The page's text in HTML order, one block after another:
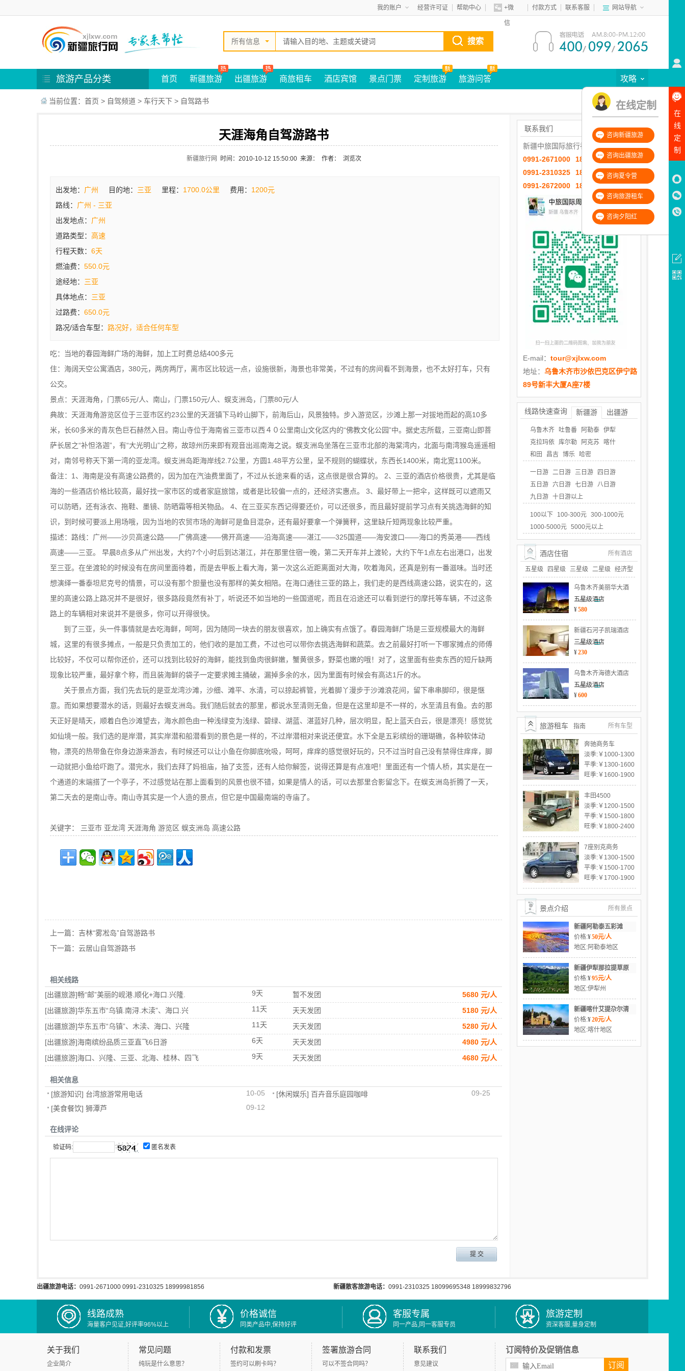
我的账户 经营许可证 帮助中心 +微
信
付款方式 联系客服 网站导航
所有信息 搜索
旅游产品分类 首页 新疆旅游 出疆旅游 商旅租车 酒店宾馆 景点门票 定制旅游 旅游问答 攻略
当前位置： 首页 > 自驾频道 > 车行天下 > 自驾路书
天涯海角自驾游路书
新疆旅行网 时间：2010-10-12 15:50:00 来源： 作者： 浏览次
出发地： 广州 目的地： 三亚 里程： 1700.0公里 费用： 1200元
路线： 广州 - 三亚
出发地点： 广州
道路类型： 高速
行程天数： 6天
燃油费： 550.0元
途经地： 三亚
具体地点： 三亚
过路费： 650.0元
路况/适合车型： 路况好，适合任何车型
吃：当地的春园海鲜广场的海鲜，加上工时费总结400多元
住：海阔天空公寓酒店，380元，两房两厅，离市区比较远一点，设施很新，海景也非常美，不过有的房间看不到海景，也不太好打车，只有
公交。
景点：天涯海角，门票65元/人、南山，门票150元/人、蜈支洲岛，门票80元/人
典故：天涯海角游览区位于三亚市区约23公里的天涯镇下马岭山脚下，前海后山，风景独特。步入游览区，沙滩上那一对拔地而起的高10多
米，长60多米的青灰色巨石赫然入目。南山寺位于海南省三亚市以西４０公里南山文化区内的“佛教文化公园”中。据史志所载，三亚南山即菩
萨长居之“补怛洛迦”，有“大光明山”之称，故琼州历来即有观音出巡南海之说。蜈支洲岛坐落在三亚市北部的海棠湾内，北面与南湾猴岛遥遥相
对，南邻号称天下第一湾的亚龙湾。蜈支洲岛距海岸线2.7公里，方圆1.48平方公里，呈不规则的蝴蝶状，东西长1400米，南北宽1100米。
备注：1、海南是没有高速公路费的，因为加在汽油费里面了，不过从长途来看的话，这点很是很合算的。 2、三亚的酒店价格很贵，尤其是临
海的一些酒店价格比较高，最好找一家市区的或者家庭旅馆，或者是比较偏一点的，还经济实惠点。 3、最好带上一把伞，这样既可以遮雨又
可以防晒，还有泳衣、拖鞋、墨镜、防晒霜等相关物品。 4、在三亚买东西记得要还价，可以还很多，而且最好提前学习点有关挑选海鲜的知
识，到时候可要派上用场哦，因为当地的农贸市场的海鲜可是鱼目混杂，还有最好要拿一个弹簧秤，这里缺斤短两现象比较严重。
描述：路线：广州——沙贝高速公路——广佛高速——佛开高速——沿海高速——湛江——325国道——海安渡口——海口的秀英港——西线
高速——三亚。 早晨8点多从广州出发，大约7个小时后到达湛江，并在那里住宿一晚，第二天开车并上渡轮，大约下午1点左右出港口，出发
至三亚。在坐渡轮的时候没有在房间里面待着，而是去甲板上看大海，第一次这么近距离面对大海，吹着海风，还真是别有一番滋味。当时还
想演绎一番泰坦尼克号的情景，可以没有那个胆量也没有那样的美女相陪。在海口通往三亚的路上，我们走的是西线高速公路，说实在的，这
里的高速公路上路况并不是很好，很多路段竟然有补丁，听说还不如当地的一些国道呢，而且在沿途还可以看到逆行的摩托等车辆，不过这条
路上的车辆相对来说并不是很多，你可以开得很快。
到了三亚，头一件事情就是去吃海鲜，呵呵，因为随同一块去的朋友很喜欢，加上确实有点饿了。春园海鲜广场是三亚规模最大的海鲜
城，这里的有很多摊点，一般是只负责加工的，他们收的是加工费，不过也可以带你去挑选海鲜和蔬菜。去之前最好打听一下哪家摊点的师傅
比较好，不仅可以帮你还价，还可以找到比较好的海鲜，能找到鱼肉很鲜嫩，蟹黄很多，野菜也嫩的哦！对了，这里面有些卖东西的短斤缺两
现象比较严重，最好拿个称，而且装海鲜的袋子一定要求摊主捅破，漏掉多余的水，因为里面有时候会有高达1斤的水。
关于景点方面，我们先去玩的是亚龙湾沙滩，沙细、滩平、水清，可以掠起裤管，光着脚丫漫步于沙滩浪花间，留下串串脚印，很是惬
意。而如果想要潜水的话，则最好去蜈支洲岛。我们随后就去的那里，都说水至清则无鱼，但是在这里却是不一样的，水至清且有鱼。去的那
天正好是晴天，顺着白色沙滩望去，海水颜色由一种浅绿变为浅绿、碧绿、湖蓝、湛蓝好几种，层次明显，配上蓝天白云，很是漂亮！感觉犹
如仙境一般。我们选的是岸潜，其实岸潜和船潜看到的景色是一样的，不过岸潜相对来说还便宜。水下全是五彩缤纷的珊瑚礁，各种软体动
物，漂亮的热带鱼在你身边游来游去，有时候还可以让小鱼在你脚底吮吸，呵呵，痒痒的感觉很好玩的，只不过当时自己没有禁得住痒痒，脚
一动就把小鱼给吓跑了。潜完水，我们去拜了妈祖庙，抽了支签，还有人给你解签，说得还算是有点准吧！里面还有一个情人桥，其实是在一
个通道的末端搭了一个亭子，不过感觉站在那上面看到的风景也很不错，如果是情人的话，可以去那里合影留念下。在蜈支洲岛折腾了一天，
第二天去的是南山寺。南山寺其实是一个人造的景点，但它是中国最南端的寺庙了。
关键字： 三亚市 亚龙湾 天涯海角 游览区 蜈支洲岛 高速公路
上一篇： 吉林“雾凇岛”自驾游路书
下一篇： 云居山自驾游路书
相关线路
[出疆旅游]畅“邮”美丽的岘港.顺化+海口.兴隆. 9天 暂不发团
5680 元/人
[出疆旅游]华东五市“乌镇.南浔.木渎”、海口.兴 11天 天天发团
5180 元/人
[出疆旅游]华东五市“乌镇”、木渎、海口、兴隆 11天 天天发团
5280 元/人
[出疆旅游]海南缤纷品质三亚直飞6日游 6天 天天发团
4980 元/人
[出疆旅游]海口、兴隆、三亚、北海、桂林、四飞 9天 天天发团 4680 元/人
相关信息
[旅游知识] 台湾旅游常用电话 10-05 [休闲娱乐] 百卉音乐庭园咖啡
09-25
[美食餐饮] 狮潭芦 09-12
在线评论
验证码: 匿名发表
联系我们
新疆中旅国际旅行社有限公司
0991-2671000
18999981856
0991-2310325
18999832796
0991-2672000
18099695348
E-mail： tour@xjlxw.com
地址： 乌鲁木齐市沙依巴克区伊宁路
89号新丰大厦A座7楼
线路快速查询 新疆游 出疆游
乌鲁木齐 吐鲁番 阿勒泰 伊犁
克拉玛依 库尔勒 阿克苏
喀什
和田
昌吉 博乐 哈密
一日游 二日游 三日游
四日游
五日游 六日游 七日游 八日游
九日游 十日游以上
100以下 100-300元 300-1000元
1000-5000元 5000元以上
酒店住宿 所有酒店
五星级 四星级 三星级 二星级 经济型
乌鲁木齐美丽华大酒
五星级酒店
¥580
新疆石河子凯瑞酒店
三星级酒店
¥230
乌鲁木齐海德大酒店
五星级酒店
¥600
旅游租车 指南 所有车型
奔驰商务车
淡季:￥1000-1300
平季:￥1300-1600
旺季:￥1600-1900
丰田4500
淡季:￥1200-1500
平季:￥1500-1800
旺季:￥1800-2400
7座别克商务
淡季:￥1300-1500
平季:￥1500-1700
旺季:￥1700-1900
景点介绍 所有景点
新疆阿勒泰五彩滩
价格:¥50元/人
地区:阿勒泰地区
新疆伊犁那拉提草原
价格:¥95元/人
地区:伊犁州
新疆喀什艾提尕尔清
价格:¥20元/人
地区:喀什地区
出疆旅游电话： 0991-2671000 0991-2310325 18999981856 新疆散客旅游电话： 0991-2310325 18099695348 18999832796
线路成熟
海量客户见证,好评率96%以上
价格诚信
同类产品中,保持好评
客服专属
同一产品,同一客服专员
旅游定制
资深客服,量身定制
关于我们
企业简介
常见问题
纯玩是什么意思？
付款和发票
签约可以刷卡吗？
签署旅游合同
可以不签合同吗？
联系我们
意见建议
订阅特价及促销信息
订阅
在
线
定
制
在线定制
咨询新疆旅游
咨询出疆旅游
咨询夏令营
咨询旅游租车
咨询夕阳红